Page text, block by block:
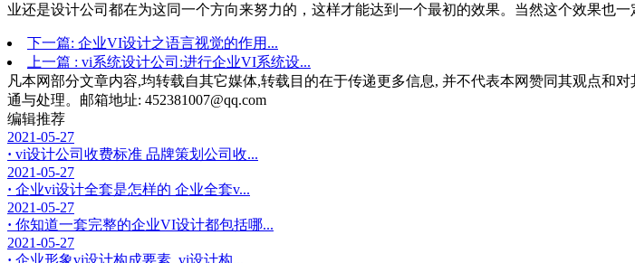
业还是设计公司都在为这同一个方向来努力的，这样才能达到一个最初的效果。当然这个效果也一
下一篇: 企业VI设计之语言视觉的作用...
上一篇 : vi系统设计公司:进行企业VI系统设...
凡本网部分文章内容,均转载自其它媒体,转载目的在于传递更多信息, 并不代表本网赞同其观点和
通与处理。邮箱地址: 452381007@qq.com
编辑推荐
2021-05-27
· vi设计公司收费标准 品牌策划公司收...
2021-05-27
· 企业vi设计全套是怎样的 企业全套v...
2021-05-27
· 你知道一套完整的企业VI设计都包括哪...
2021-05-27
· 企业形象vi设计构成要素_vi设计构...